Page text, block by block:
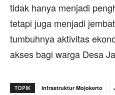
tidak hanya menjadi
tetapi juga menjadi
tumbuhnya aktivitas
akses bagi warga Desa
TOPIK Infrastruktur Mojokerto